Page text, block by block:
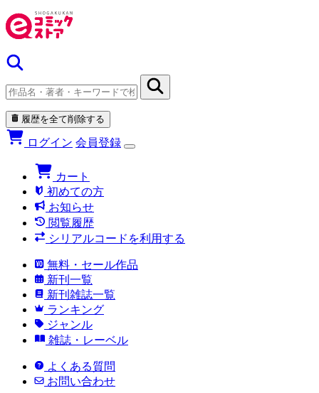
履歴を全て削除する
ログイン 会員登録
カート
初めての方
お知らせ
閲覧履歴
シリアルコードを利用する
無料・セール作品
新刊一覧
新刊雑誌一覧
ランキング
ジャンル
雑誌・レーベル
よくある質問
お問い合わせ